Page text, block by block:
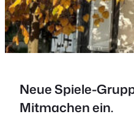
Neue Spiele-
Mitmachen ein.